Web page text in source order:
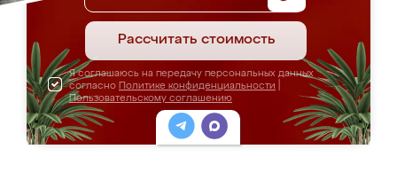
Рассчитать стоимость
Я соглашаюсь на передачу персональных данных
согласно Политике конфиденциальности
Пользовательскому соглашению